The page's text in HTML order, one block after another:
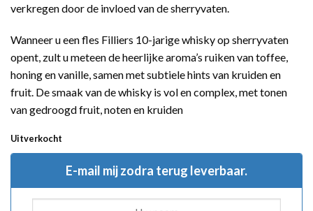
verkregen door de invloed van de sherryvaten.
Wanneer u een fles Filliers 10-jarige whisky op sherryvaten
opent, zult u meteen de heerlijke aroma’s ruiken van toffee,
honing en vanille, samen met subtiele hints van kruiden en
fruit. De smaak van de whisky is vol en complex, met tonen
van gedroogd fruit, noten en kruiden
Uitverkocht
E-mail mij zodra terug leverbaar.